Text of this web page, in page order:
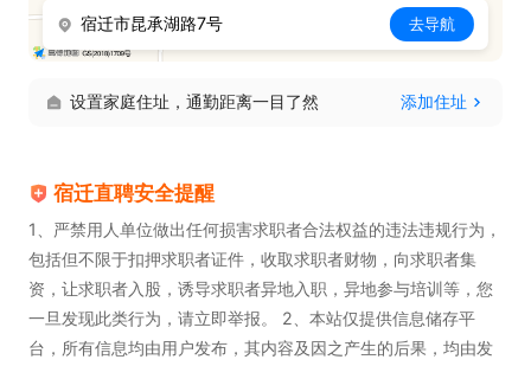
宿迁市昆承湖路7号 去导航
设置家庭住址，通勤距离一目了然 添加住址
宿迁直聘安全提醒
1、严禁用人单位做出任何损害求职者合法权益的违法违规行为，
包括但不限于扣押求职者证件，收取求职者财物，向求职者集
资，让求职者入股，诱导求职者异地入职，异地参与培训等，您
一旦发现此类行为，请立即举报。 2、本站仅提供信息储存平
台，所有信息均由用户发布，其内容及因之产生的后果，均由发